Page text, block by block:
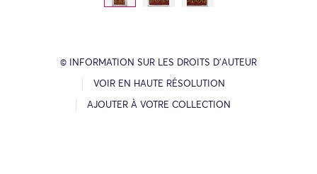
© INFORMATION SUR LES DROITS D’AUTEUR
VOIR EN HAUTE RÉSOLUTION
AJOUTER À VOTRE COLLECTION